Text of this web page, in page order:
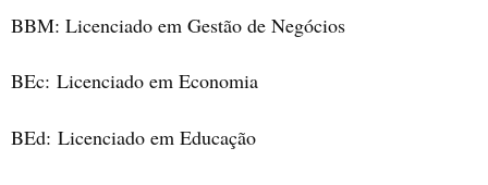
BBM: Licenciado em Gestão de Negócios
BEc: Licenciado em Economia
BEd: Licenciado em Educação